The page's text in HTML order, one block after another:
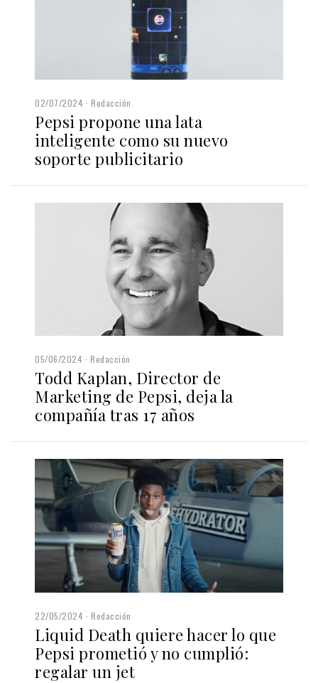
02/07/2024 Redacción
Pepsi propone una lata
inteligente como su nuevo
soporte publicitario
05/06/2024 Redacción
Todd Kaplan, Director de
Marketing de Pepsi, deja la
compañía tras 17 años
22/05/2024 Redacción
Liquid Death quiere hacer lo que
Pepsi prometió y no cumplió:
regalar un jet